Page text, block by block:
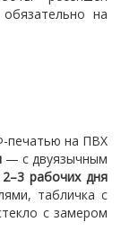
на
печатью на ПВХ
— с двуязычным
2–3 рабочих дня
табличка с
с замером